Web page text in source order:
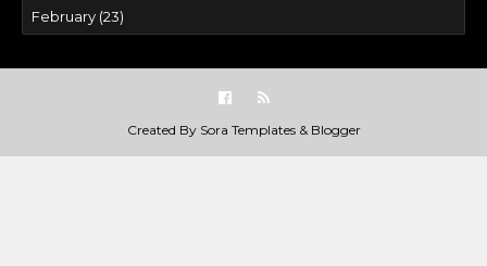
Created By Sora Templates& Blogger